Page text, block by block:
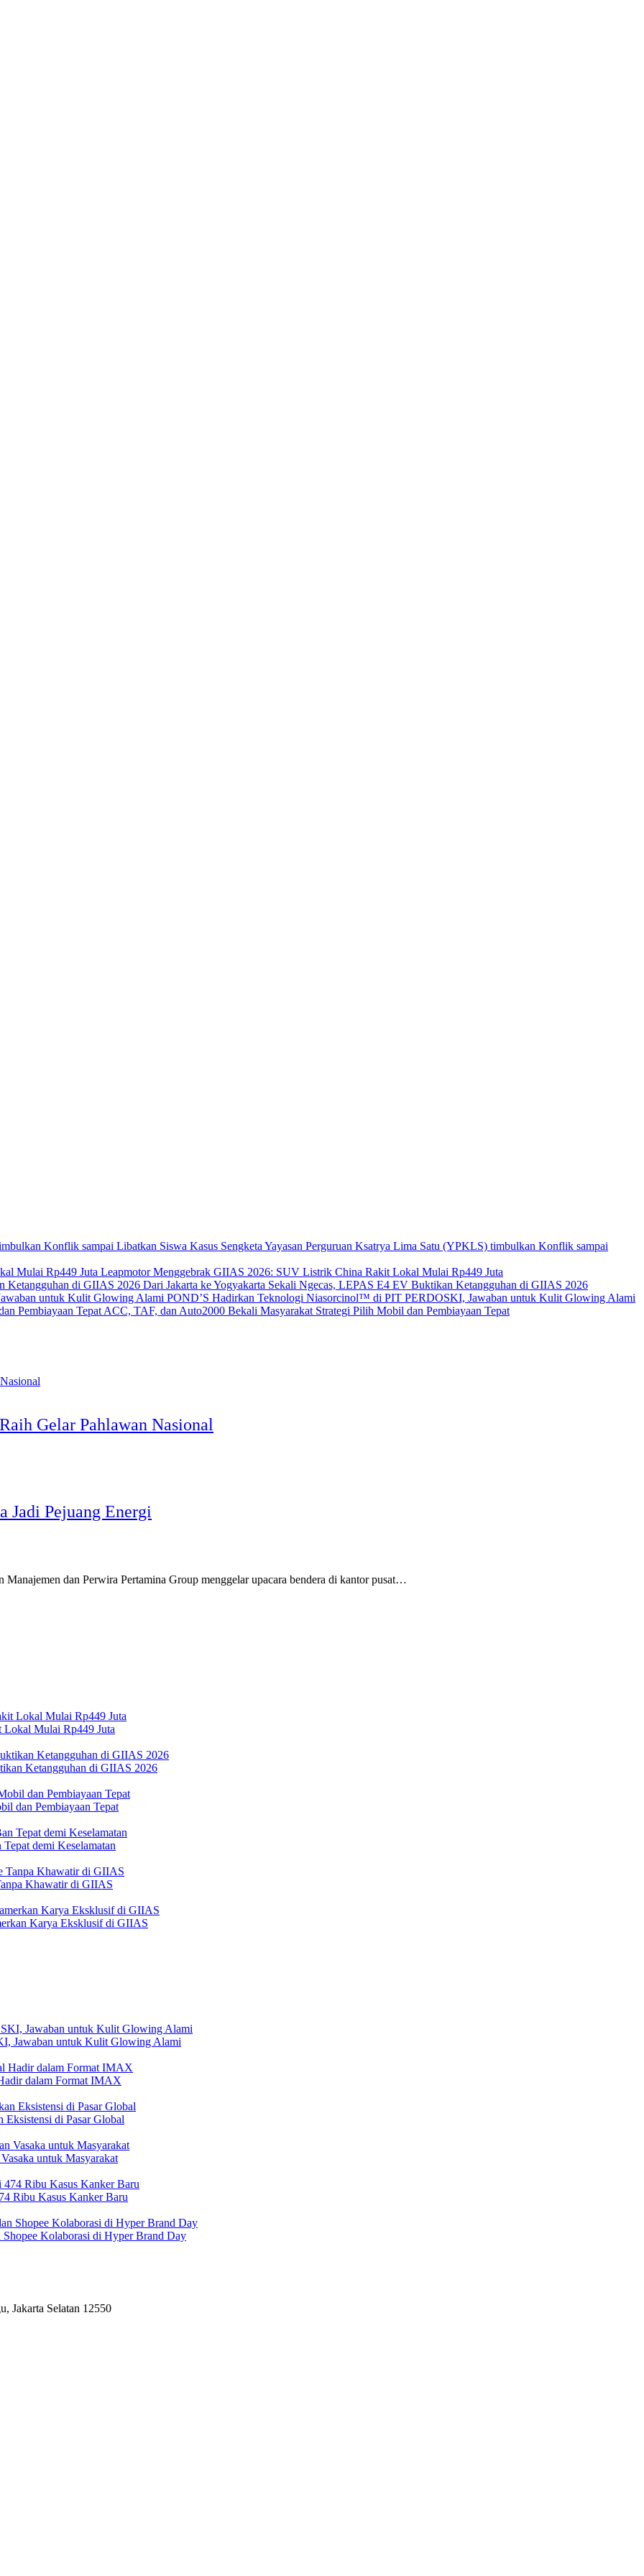
Kasus Sengketa Yayasan Perguruan Ksatrya Lima Satu (YPKLS) timbulkan Konflik sampai
Leapmotor Menggebrak GIIAS 2026: SUV Listrik China Rakit Lokal Mulai Rp449 Juta
Dari Jakarta ke Yogyakarta Sekali Ngecas, LEPAS E4 EV Buktikan Ketangguhan di GIIAS 2026
POND’S Hadirkan Teknologi Niasorcinol™ di PIT PERDOSKI, Jawaban untuk Kulit Glowing Alami
ACC, TAF, dan Auto2000 Bekali Masyarakat Strategi Pilih Mobil dan Pembiayaan Tepat
Gelar Pahlawan Nasional
Jadi Pejuang Energi
dan Perwira Pertamina Group menggelar upacara bendera di kantor pusat…
Mulai Rp449 Juta
Ketangguhan di GIIAS 2026
dan Pembiayaan Tepat
demi Keselamatan
Khawatir di GIIAS
Karya Eksklusif di GIIAS
Jawaban untuk Kulit Glowing Alami
dalam Format IMAX
di Pasar Global
untuk Masyarakat
Ribu Kasus Kanker Baru
Kolaborasi di Hyper Brand Day
Jakarta Selatan 12550